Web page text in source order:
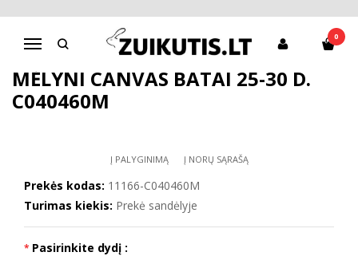
Navigacija
0
Pagrindinis Batai mergaitei
CANVAS
Mėlyni canvas batai 25-30 d. C040460M
MĖLYNI CANVAS BATAI 25-30 D.
C040460M
Į PALYGINIMĄ Į NORŲ SĄRAŠĄ
Prekės kodas: 11166-C040460M
Turimas kiekis: Prekė sandėlyje
Pasirinkite dydį :